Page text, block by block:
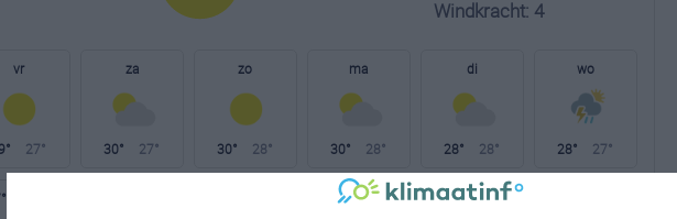
Windkracht: 4
vr
27°
za
30° 27°
zo
30° 28°
ma
30° 28°
di
28° 28°
wo
28° 27°
28°C 28°C